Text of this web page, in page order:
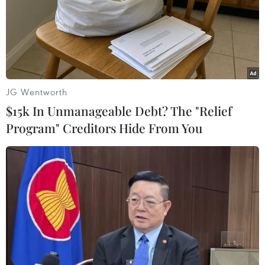
Nhà ăn của công nhân có vách ngăn, đảm bảo giãn cách để
phòng, chống COVID-19. (Nguồn: TTXVN)
Tổng Liên đoàn Lao động Việt Nam đồng ý với
đề xuất không áp dụng giới hạn làm thêm tối đa
đến 40 giờ/tháng và điều chỉnh áp dụng làm
thêm giờ từ trên 200 giờ đến 300 giờ/năm cho
tất cả các ngành nghề.
JG Wentworth
$15k In Unmanageable Debt? The "Relief
Program" Creditors Hide From You